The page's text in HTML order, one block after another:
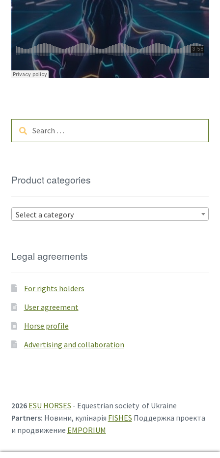
Search
Product categories
Select a category
Legal agreements
For rights holders
User agreement
Horse profile
Advertising and collaboration
2026 ESU HORSES - Equestrian society of Ukraine
Partners: Новини, кулінарія FISHES Поддержка проекта
и продвижение EMPORIUM